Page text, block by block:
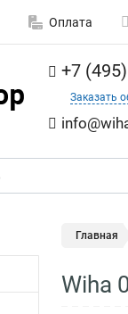
Оплата
+7
Заказать
Главная
Wiha